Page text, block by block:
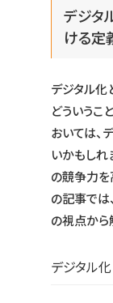
デジタ
ける定
デジタル化
どういうこ
おいては、
いかもしれ
の競争力を
の記事では
の視点から
デジタル